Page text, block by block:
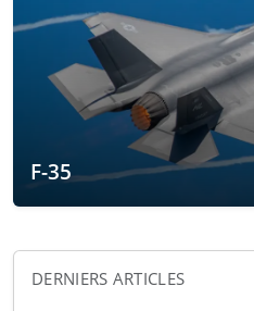
F-35
DERNIERS ARTICLES